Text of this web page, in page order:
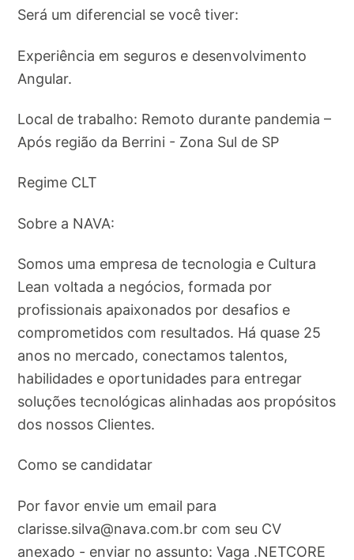
Será um diferencial se você tiver:
Experiência em seguros e desenvolvimento
Angular.
Local de trabalho: Remoto durante pandemia –
Após região da Berrini - Zona Sul de SP
Regime CLT
Sobre a NAVA:
Somos uma empresa de tecnologia e Cultura
Lean voltada a negócios, formada por
profissionais apaixonados por desafios e
comprometidos com resultados. Há quase 25
anos no mercado, conectamos talentos,
habilidades e oportunidades para entregar
soluções tecnológicas alinhadas aos propósitos
dos nossos Clientes.
Como se candidatar
Por favor envie um email para
clarisse.silva@nava.com.br com seu CV
anexado - enviar no assunto: Vaga .NETCORE